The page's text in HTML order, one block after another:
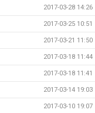
2017-03-28 14:26
2017-03-25 10:51
2017-03-21 11:50
2017-03-18 11:44
2017-03-18 11:41
2017-03-14 19:03
2017-03-10 19:07